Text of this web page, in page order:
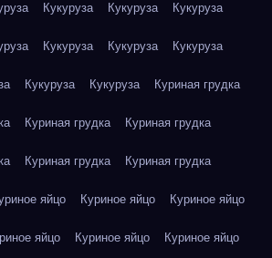
Кукуруза Кукуруза Кукуруза
Кукуруза Кукуруза Кукуруза
Кукуруза Кукуруза Куриная грудка
Куриная грудка Куриная грудка
Куриная грудка Куриная грудка
яйцо Куриное яйцо Куриное яйцо
яйцо Куриное яйцо Куриное яйцо